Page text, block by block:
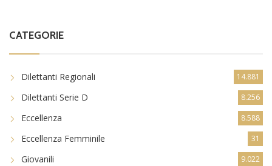
CATEGORIE
Dilettanti Regionali 14.881
Dilettanti Serie D 8.256
Eccellenza 8.588
Eccellenza Femminile 31
Giovanili 9.022